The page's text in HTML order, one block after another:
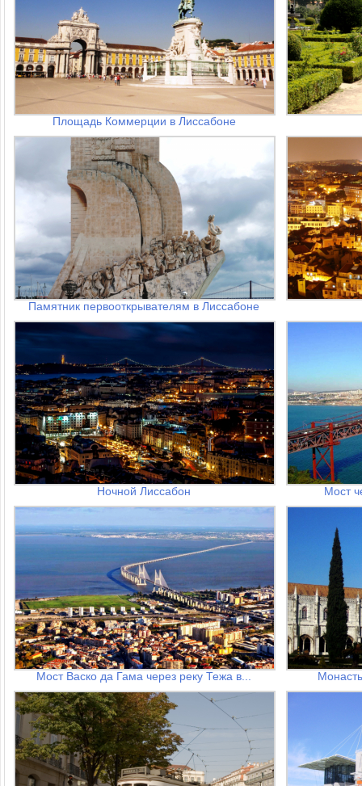
Площадь Коммерции в Лиссабоне
Памятник первооткрывателям в Лиссабоне
Ночной Лиссабон Мост
Мост Васко да Гама через реку Тежа в...